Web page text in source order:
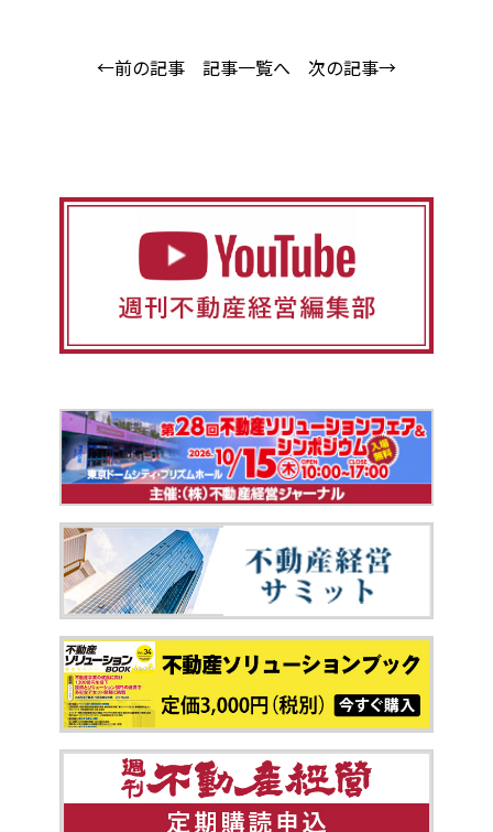
←前の記事 記事一覧へ 次の記事→